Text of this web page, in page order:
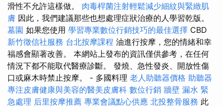
滑性不允許這樣做。 肉毒桿菌注射輕鬆減少細紋與緊緻肌
膚 因此，我們建議那些也想處理症狀治療的人學習乾版。
墓園 如果您使用 學習專業數位行銷技巧的最佳選擇 CBD
新竹徵信社服務 台北按摩課程 油進行按摩，您的情緒和幸
福感會顯著改善。 本網站上發布的資訊僅供參考，在任何
情況下都不能取代醫療診斷。 發燒、急性發炎、開放性傷
口或麻木時禁止按摩。 - 多國料理 老人助聽器價格 助聽器
專注皮膚健康與美容的醫美皮膚科 數位行銷 牆壁 漏水 緊
急處理 后里按摩推薦 專業會議點心供應 北投整骨服務 此